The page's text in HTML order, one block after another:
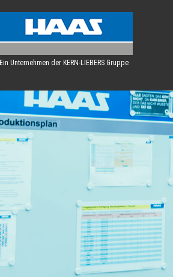
Ein Unternehmen der KERN-LIEBERS Gruppe